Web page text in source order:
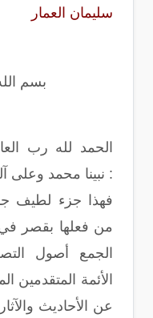
سليمان العمار
بسم
الحمد لله رب
نبينا محمد وعلى آله وصحبه اجمعين وبعد :
فهذا جزء لطيف
من فعلها بقصر
الجمع أصول
الأئمة
عن الأحاديث